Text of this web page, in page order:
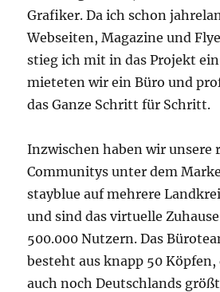
Grafiker. Da ich schon
Webseiten, Magazine und
stieg ich mit in das Projekt
mieteten wir ein Büro und
das Ganze Schritt für Schritt.
Inzwischen haben wir unsere
Communitys unter dem
stayblue auf mehrere
und sind das virtuelle
500.000 Nutzern. Das
besteht aus knapp 50
auch noch Deutschlands